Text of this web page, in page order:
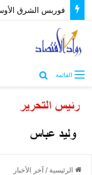
القائمة
الرئيسية / آخر الأخبار